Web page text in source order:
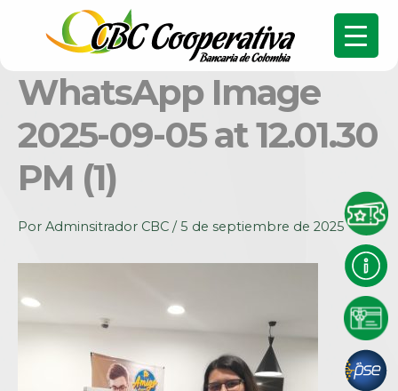
WhatsApp Image
2025-09-05 at 12.01.30
PM (1)
Por Adminsitrador CBC /5 de septiembre de 2025